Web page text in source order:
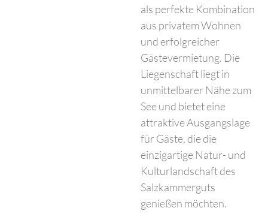
als perfekte Kombination
aus privatem Wohnen
und erfolgreicher
Gästevermietung. Die
Liegenschaft liegt in
unmittelbarer Nähe zum
See und bietet eine
attraktive Ausgangslage
für Gäste, die die
einzigartige Natur- und
Kulturlandschaft des
Salzkammerguts
genießen möchten.